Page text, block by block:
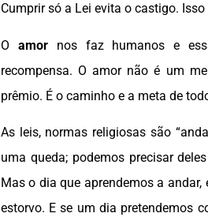
Cumprir só a Lei evita o castigo.
O amornos faz humanos e
recompensa. O amor não é um
prêmio. É o caminho e a meta de
As leis, normas religiosas são
uma queda; podemos precisar
Mas o dia que aprendemos a andar,
estorvo. E se um dia pretendemos